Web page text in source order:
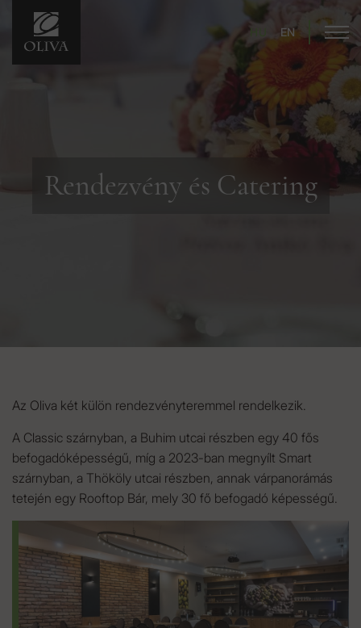
EN
Rendezvény és Catering
Az Oliva két külön rendezvényteremmel rendelkezik.
A Classic szárnyban, a Buhim utcai részben egy 40 fős
befogadóképességű, míg a 2023-ban megnyílt Smart
szárnyban, a Thököly utcai részben, annak várpanorámás
tetején egy Rooftop Bár, mely 30 fő befogadó képességű.